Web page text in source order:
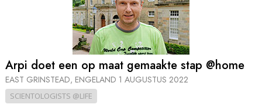
Arpi doet een op maat gemaakte stap @home
EAST GRINSTEAD, ENGELAND 1 AUGUSTUS 2022
SCIENTOLOGISTS @LIFE